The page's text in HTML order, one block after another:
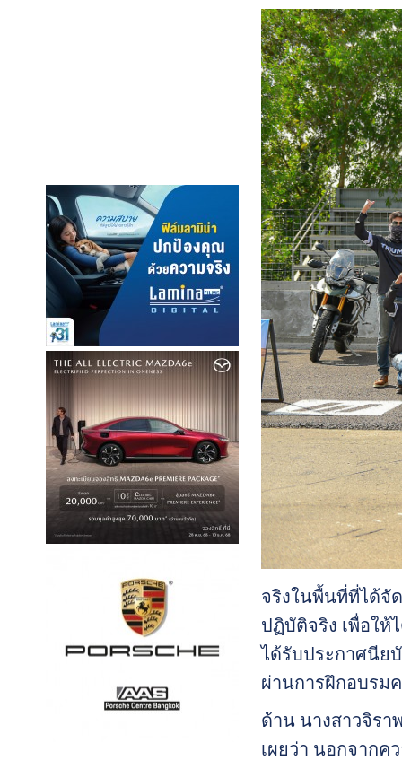
จริงในพื้นที่ที่ได้จั
ปฏิบัติจริง เพื่อให้
ได้รับประกาศนีย
ผ่านการฝึกอบรม
ด้าน นางสาวจิรา
เผยว่า นอกจาก